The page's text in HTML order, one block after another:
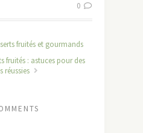
0
fruités et gourmands
fruités : astuces pour des
réussies